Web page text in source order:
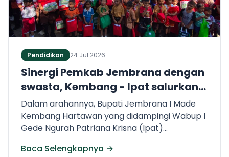
Pendidikan 24 Jul 2026
Sinergi Pemkab Jembrana dengan
swasta, Kembang - Ipat salurkan
ratusan seragam bagi siswa
kurang mampu
Dalam arahannya, Bupati Jembrana I Made
Kembang Hartawan yang didampingi Wabup I
Gede Ngurah Patriana Krisna (Ipat)
masa depan Jembrana adalah melalui
Baca Selengkapnya →